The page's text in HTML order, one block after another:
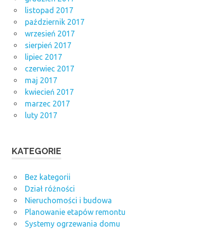
listopad 2017
październik 2017
wrzesień 2017
sierpień 2017
lipiec 2017
czerwiec 2017
maj 2017
kwiecień 2017
marzec 2017
luty 2017
KATEGORIE
Bez kategorii
Dział różności
Nieruchomości i budowa
Planowanie etapów remontu
Systemy ogrzewania domu